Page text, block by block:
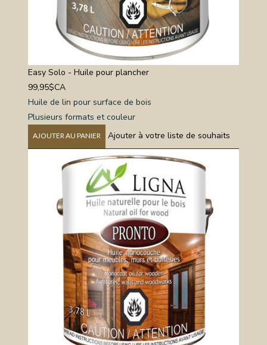
Easy Solo - Huile pour plancher
99,95$CA
Huile de lin pour surface de bois
Plusieurs formats et couleur
AJOUTER AU PANIER Ajouter à votre liste de souhaits